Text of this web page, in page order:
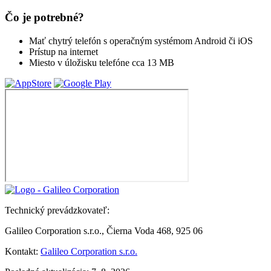
Čo je potrebné?
Mať chytrý telefón s operačným systémom Android či iOS
Prístup na internet
Miesto v úložisku telefóne cca 13 MB
Technický prevádzkovateľ:
Galileo Corporation s.r.o., Čierna Voda 468, 925 06
Kontakt: Galileo Corporation s.r.o.